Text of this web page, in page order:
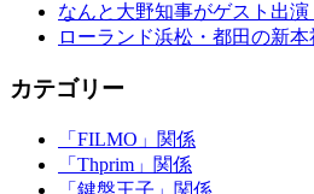
なんと大野知事がゲスト出演
ローランド浜松・都田の新本
カテゴリー
「FILMO」関係
「Thprim」関係
「鍵盤王子」関係